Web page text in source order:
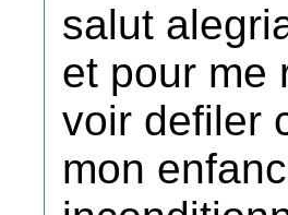
salut
et pour me
voir defiler
mon